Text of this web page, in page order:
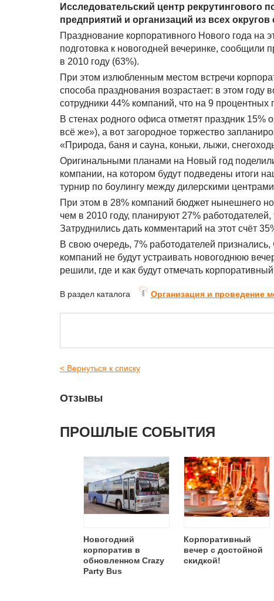
Исследовательский центр рекрутингового
предприятий и организаций из всех округов
Празднование корпоративного Нового года на
подготовка к новогодней вечеринке, сообщили
в 2010 году (63%).
При этом излюбленным местом встречи
способа празднования возрастает: в этом году
сотрудники 44% компаний, что на 9
В стенах родного офиса отметят праздник
всё же»), а вот загородное торжество
«Природа, баня и сауна, коньки, лыжи,
Оригинальными планами на Новый год
компании, на котором будут подведены итоги
турнир по боулингу между дилерскими
При этом в 28% компаний бюджет нынешнего
чем в 2010 году, планируют 27%
Затруднились дать комментарий на этот счёт
В свою очередь, 7% работодателей
компаний не будут устраивать новогоднюю
решили, где и как будут отмечать
В раздел каталога Организация и проведение
< Вернуться к списку
Отзывы
ПРОШЛЫЕ СОБЫТИЯ
Новогодний
корпоратив в
обновленном Crazy
Party Bus
Корпоративный
вечер с достойной
скидкой!